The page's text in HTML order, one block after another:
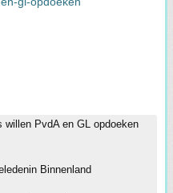
willen PvdA en GL opdoeken
Binnenland